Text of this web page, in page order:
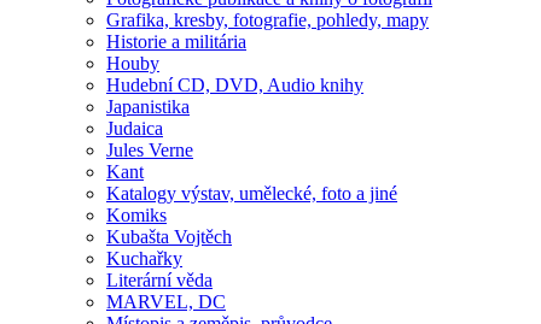
Grafika, kresby, fotografie, pohledy, mapy
Historie a militária
Houby
Hudební CD, DVD, Audio knihy
Japanistika
Judaica
Jules Verne
Kant
Katalogy výstav, umělecké, foto a jiné
Komiks
Kubašta Vojtěch
Kuchařky
Literární věda
MARVEL, DC